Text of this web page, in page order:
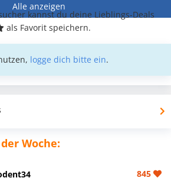
Alle anzeigen
kannst du deine Lieblings-Deals
als Favorit speichern.
logge dich bitte ein.
Woche:
845